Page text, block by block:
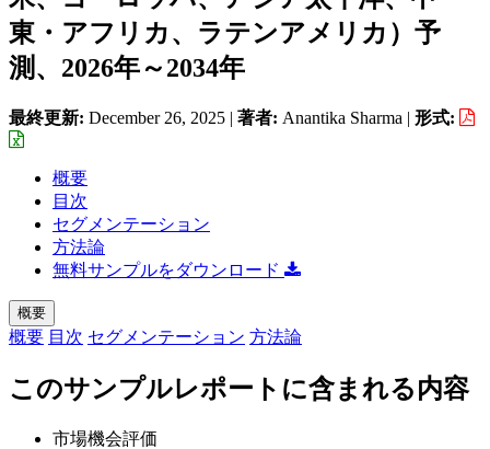
東・アフリカ、ラテンアメリカ）予
測、2026年～2034年
最終更新: December 26, 2025 | 著者: Anantika Sharma | 形式:
概要
目次
セグメンテーション
方法論
無料サンプルをダウンロード
概要
概要 目次 セグメンテーション 方法論
このサンプルレポートに含まれる内容
市場機会評価